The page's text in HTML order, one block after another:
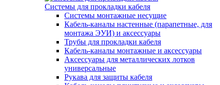
Системы для прокладки кабеля
Системы монтажные несущие
Кабель-каналы настенные (парапетные, для
монтажа ЭУИ) и аксессуары
Трубы для прокладки кабеля
Кабель-каналы монтажные и аксессуары
Аксессуары для металлических лотков
универсальные
Рукава для защиты кабеля